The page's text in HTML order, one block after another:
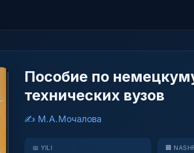
Пособие по
технических вузов
✍️ М.А.Мочалова
📅 YILI 🏢